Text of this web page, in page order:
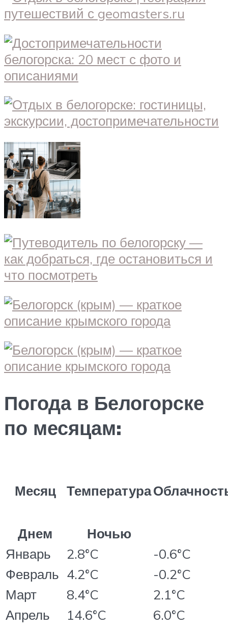
Погода в Белогорске
по месяцам:
Месяц Температура
Днем
Ночью
Январь
2.8°C
-0.6°C
Февраль 4.2°C
-0.2°C
Март
8.4°C
2.1°C
Апрель
14.6°C
6.0°C